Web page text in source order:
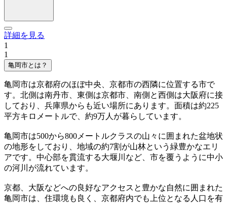
詳細を見る
1
1
亀岡市とは？
亀岡市は京都府のほぼ中央、京都市の西隣に位置する市で
す。北側は南丹市、東側は京都市、南側と西側は大阪府に接
しており、兵庫県からも近い場所にあります。面積は約225
平方キロメートルで、約9万人が暮らしています。
亀岡市は500から800メートルクラスの山々に囲まれた盆地状
の地形をしており、地域の約7割が山林という緑豊かなエリ
アです。中心部を貫流する大堰川など、市を覆うように中小
の河川が流れています。
京都、大阪などへの良好なアクセスと豊かな自然に囲まれた
亀岡市は、住環境も良く、京都府内でも上位となる人口を有